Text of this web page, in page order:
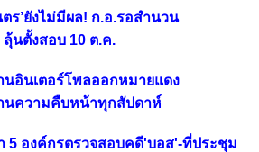
ร’ยังไม่มีผล! ก.อ.รอสำนวน
ลุ้นตั้งสอบ 10 ต.ค.
นอินเตอร์โพลออกหมายแดง
นความคืบหน้าทุกสัปดาห์
5 องค์กรตรวจสอบคดี'บอส'-ที่ประชุม